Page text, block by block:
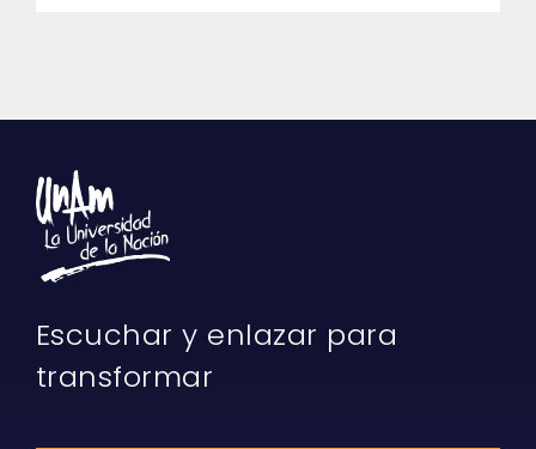
Escuchar y enlazar para
transformar